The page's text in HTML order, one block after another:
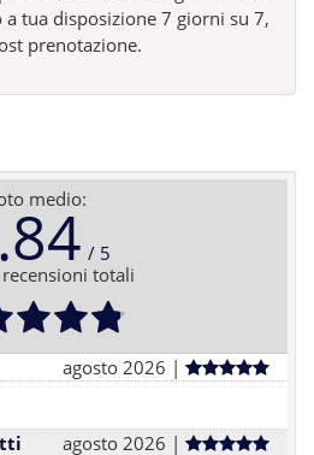
tua disposizione 7 giorni su 7,
prenotazione.
medio:
totali
agosto 2026 |
agosto 2026 |